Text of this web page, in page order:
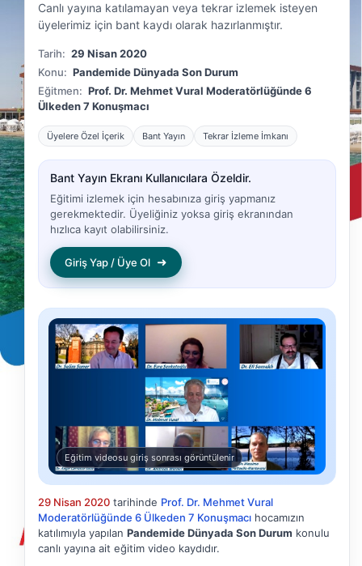
Canlı yayına katılamayan veya tekrar izlemek isteyen
üyelerimiz için bant kaydı olarak hazırlanmıştır.
Tarih: 29 Nisan 2020
Konu: Pandemide Dünyada Son Durum
Eğitmen: Prof. Dr. Mehmet Vural Moderatörlüğünde 6
Ülkeden 7 Konuşmacı
Üyelere Özel İçerik Bant Yayın Tekrar İzleme İmkanı
Bant Yayın Ekranı Kullanıcılara Özeldir.
Eğitimi izlemek için hesabınıza giriş yapmanız
gerekmektedir. Üyeliğiniz yoksa giriş ekranından
hızlıca kayıt olabilirsiniz.
Giriş Yap / Üye Ol ➜
Eğitim videosu giriş sonrası görüntülenir
29 Nisan 2020 tarihinde Prof. Dr. Mehmet Vural
Moderatörlüğünde 6 Ülkeden 7 Konuşmacı hocamızın
katılımıyla yapılan Pandemide Dünyada Son Durum konulu
canlı yayına ait eğitim video kaydıdır.